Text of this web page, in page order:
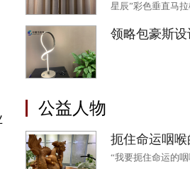
星辰”彩色垂直马
公益人物
扼住命运咽
“我要扼住命运的